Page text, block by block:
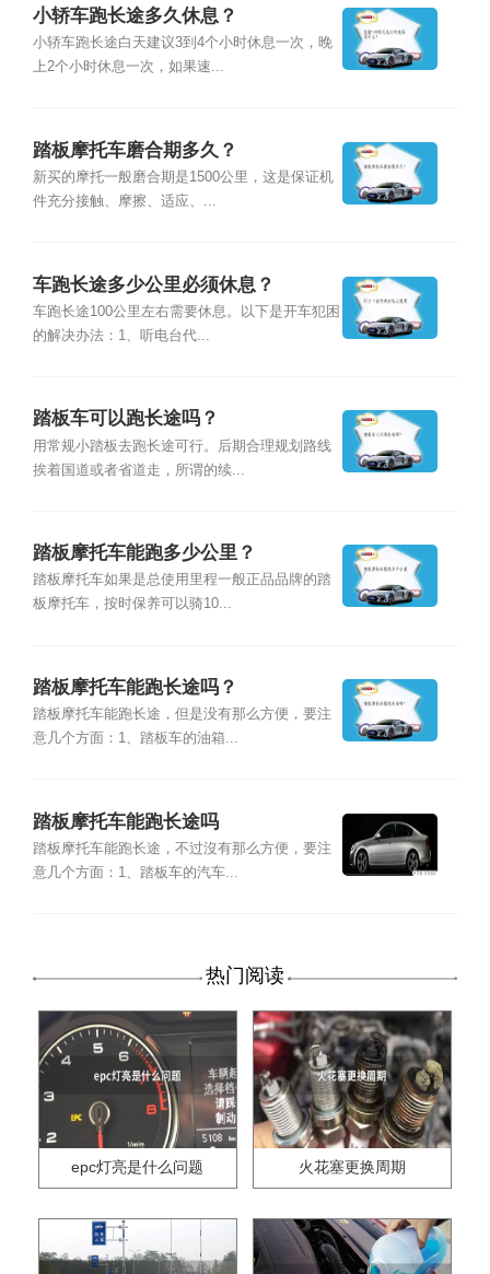
小轿车跑长途多久休息？
小轿车跑长途白天建议3到4个小时休息一次，晚
上2个小时休息一次，如果速...
踏板摩托车磨合期多久？
新买的摩托一般磨合期是1500公里，这是保证机
件充分接触、摩擦、适应、...
车跑长途多少公里必须休息？
车跑长途100公里左右需要休息。以下是开车犯困
的解决办法：1、听电台代...
踏板车可以跑长途吗？
用常规小踏板去跑长途可行。后期合理规划路线
挨着国道或者省道走，所谓的续...
踏板摩托车能跑多少公里？
踏板摩托车如果是总使用里程一般正品品牌的踏
板摩托车，按时保养可以骑10...
踏板摩托车能跑长途吗？
踏板摩托车能跑长途，但是没有那么方便，要注
意几个方面：1、踏板车的油箱...
踏板摩托车能跑长途吗
踏板摩托车能跑长途，不过沒有那么方便，要注
意几个方面：1、踏板车的汽车...
热门阅读
epc灯亮是什么问题 火花塞更换周期